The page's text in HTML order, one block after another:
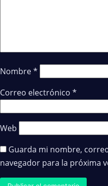
Nombre*
Correo electrónico *
Web
Guarda mi nombre,
navegador para la próxima